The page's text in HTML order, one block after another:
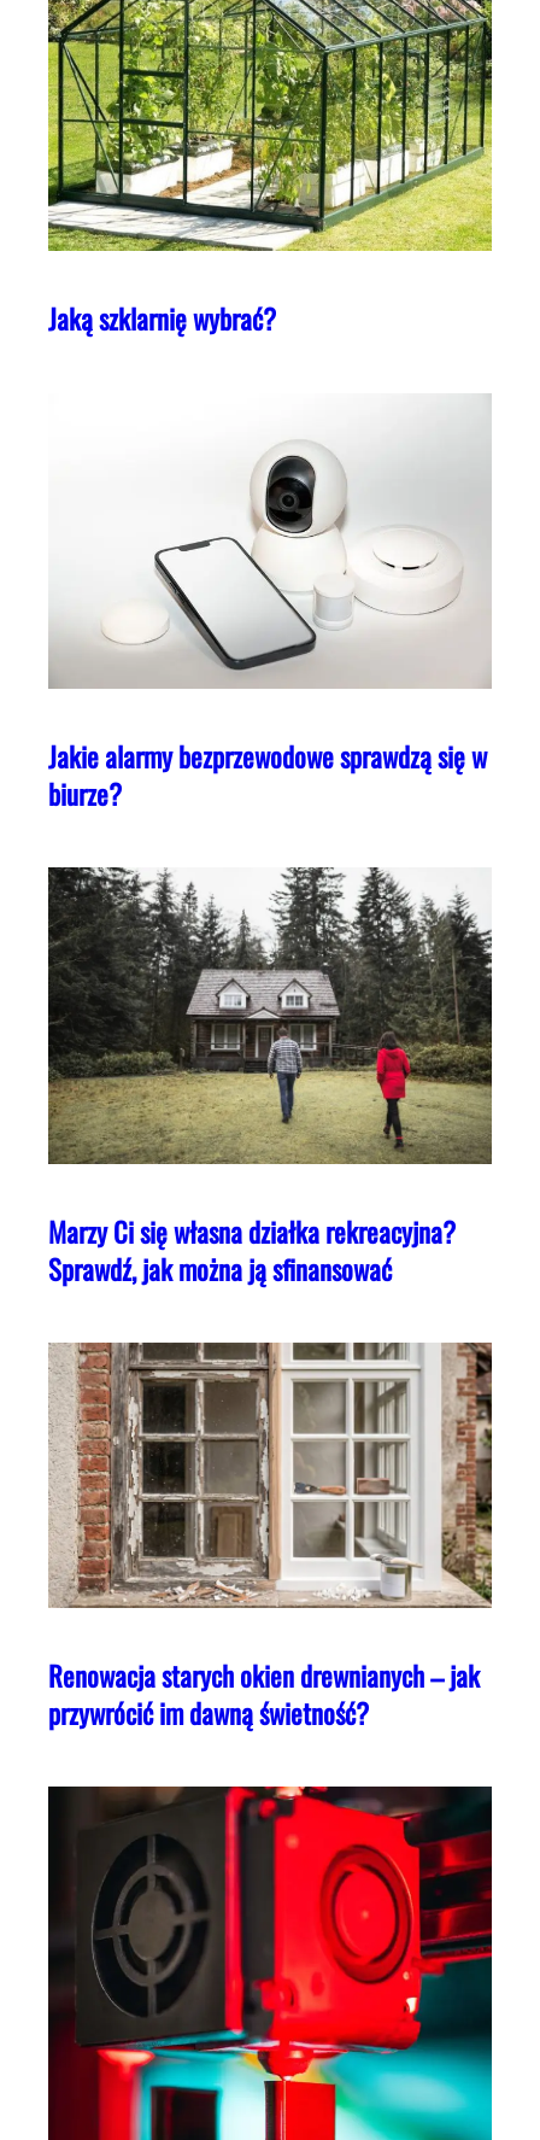
Jaką szklarnię wybrać?
Jakie alarmy bezprzewodowe sprawdzą się w
biurze?
Marzy Ci się własna działka rekreacyjna?
Sprawdź, jak można ją sfinansować
Renowacja starych okien drewnianych – jak
przywrócić im dawną świetność?